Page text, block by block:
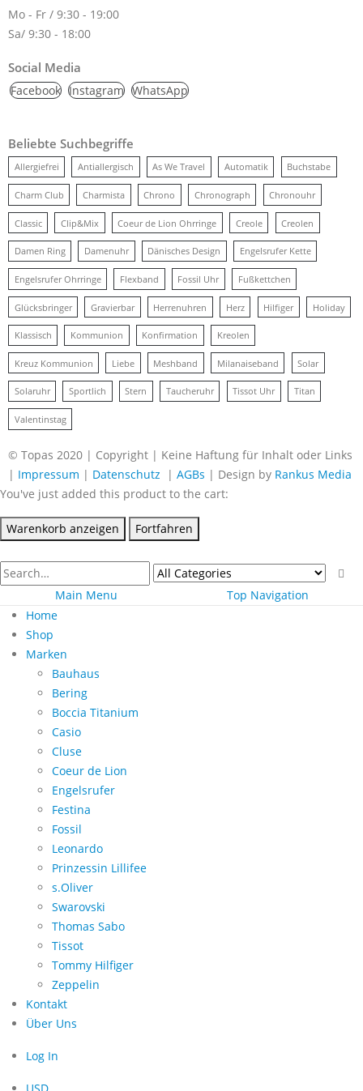
Mo - Fr / 9:30 - 19:00
Sa/ 9:30 - 18:00
Social Media
Facebook Instagram WhatsApp
Beliebte Suchbegriffe
Allergiefrei Antiallergisch As We Travel Automatik Buchstabe
Charm Club Charmista Chrono Chronograph Chronouhr
Classic Clip&Mix Coeur de Lion Ohrringe Creole Creolen
Damen Ring Damenuhr Dänisches Design Engelsrufer Kette
Engelsrufer Ohrringe Flexband Fossil Uhr Fußkettchen
Glücksbringer Gravierbar Herrenuhren Herz Hilfiger Holiday
Klassisch Kommunion Konfirmation Kreolen
Kreuz Kommunion Liebe Meshband Milanaiseband Solar
Solaruhr Sportlich Stern Taucheruhr Tissot Uhr Titan
Valentinstag
© Topas 2020 | Copyright | Keine Haftung für Inhalt oder Links
| Impressum | Datenschutz | AGBs | Design by Rankus Media
You've just added this product to the cart:
Warenkorb anzeigen Fortfahren
Main Menu
Top Navigation
Home
Shop
Marken
Bauhaus
Bering
Boccia Titanium
Casio
Cluse
Coeur de Lion
Engelsrufer
Festina
Fossil
Leonardo
Prinzessin Lillifee
s.Oliver
Swarovski
Thomas Sabo
Tissot
Tommy Hilfiger
Zeppelin
Kontakt
Über Uns
Log In